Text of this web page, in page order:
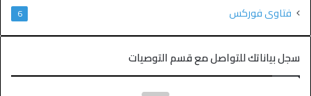
فتاوى فوركس 6
سجل بياناتك للتواصل مع قسم التوصيات